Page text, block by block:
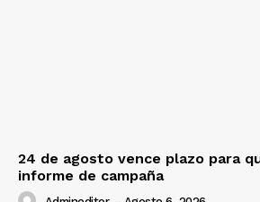
24 de agosto vence plazo para
informe de campaña